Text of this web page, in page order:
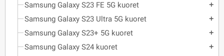
Samsung Galaxy S23 FE 5G kuoret add
Samsung Galaxy S23 Ultra 5G kuoret add
Samsung Galaxy S23+ 5G kuoret add
Samsung Galaxy S24 kuoret add